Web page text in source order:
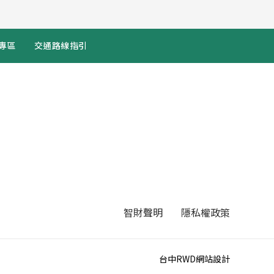
區 交通路線指引
智財聲明 隱私權政策
台中RWD網站設計